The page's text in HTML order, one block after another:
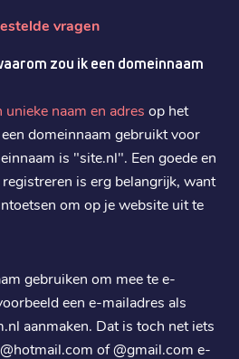
vragen
zou ik een domeinnaam
naam en adres op het
domeinnaam gebruikt voor
is "site.nl". Een goede en
is erg belangrijk, want
om op je website uit te
gebruiken om mee te e-
een e-mailadres als
aanmaken. Dat is toch net iets
of @gmail.com e-